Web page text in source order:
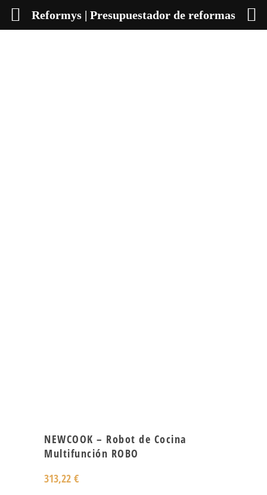
NEWCOOK – Robot de Cocina
Multifunción ROBO
313,22 €
Reformys | Presupuestador de reformas